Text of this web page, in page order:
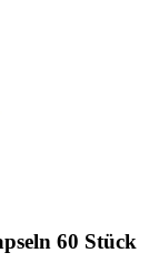
60 Stück